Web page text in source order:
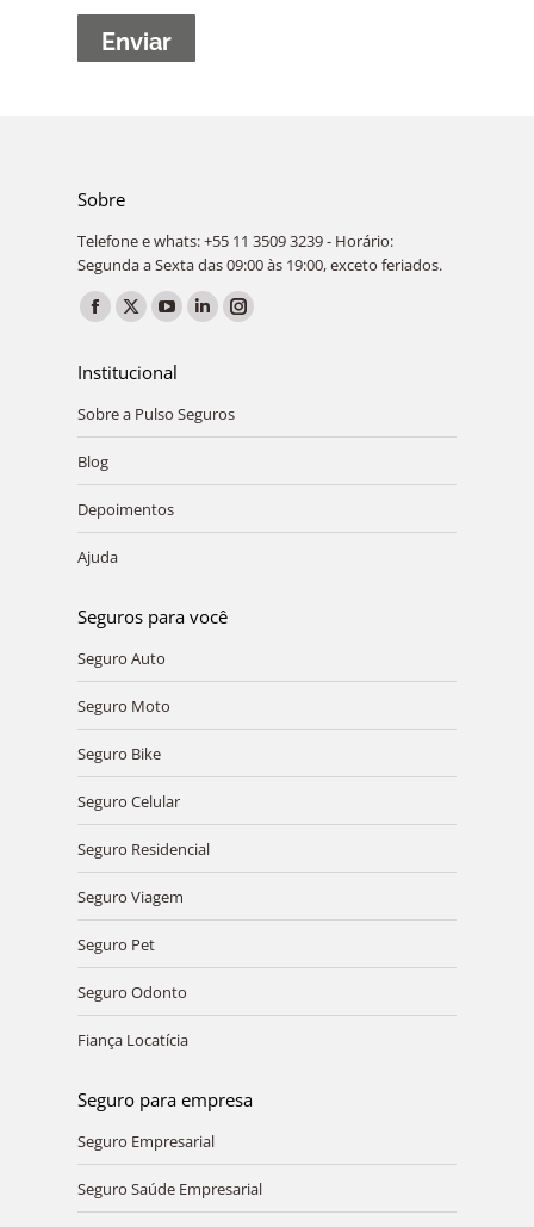
Sobre
Telefone e whats: +55 11 3509 3239 - Horário:
Segunda a Sexta das 09:00 às 19:00, exceto feriados.
Encontre-nos em:
Facebook
opens
in
new
window
X
opens
in
new
YouTube
opens
in
new
Linkedin
in
new
Instagram
new
Institucional
Sobre a Pulso Seguros
Blog
Depoimentos
Ajuda
Seguros para você
Seguro Auto
Seguro Moto
Seguro Bike
Seguro Celular
Seguro Residencial
Seguro Viagem
Seguro Pet
Seguro Odonto
Fiança Locatícia
Seguro para empresa
Seguro Empresarial
Seguro Saúde Empresarial